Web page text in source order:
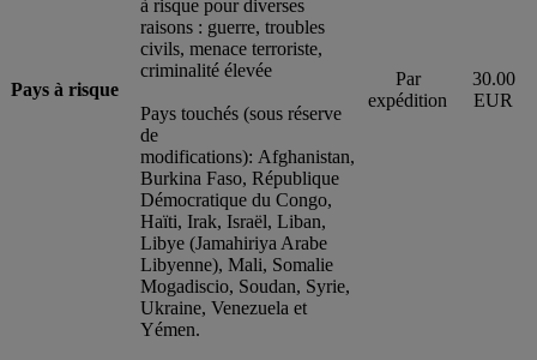
Pays à risque
à risque pour diverses
raisons : guerre, troubles
civils, menace terroriste,
criminalité élevée
Pays touchés (sous réserve
de
modifications): Afghanistan,
Burkina Faso, République
Démocratique du Congo,
Haïti, Irak, Israël, Liban,
Libye (Jamahiriya Arabe
Libyenne), Mali, Somalie
Mogadiscio, Soudan, Syrie,
Ukraine, Venezuela et
Yémen.
Par
expédition
30.00
EUR